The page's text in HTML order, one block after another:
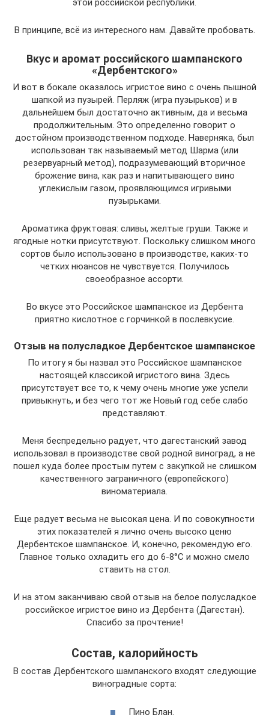
этой российской республики.
В принципе, всё из интересного нам. Давайте пробовать.
Вкус и аромат российского шампанского
«Дербентского»
И вот в бокале оказалось игристое вино с очень пышной
шапкой из пузырей. Перляж (игра пузырьков) и в
дальнейшем был достаточно активным, да и весьма
продолжительным. Это определенно говорит о
достойном производственном подходе. Наверняка, был
использован так называемый метод Шарма (или
резервуарный метод), подразумевающий вторичное
брожение вина, как раз и напитывающего вино
углекислым газом, проявляющимся игривыми
пузырьками.
Ароматика фруктовая: сливы, желтые груши. Также и
ягодные нотки присутствуют. Поскольку слишком много
сортов было использовано в производстве, каких-то
четких нюансов не чувствуется. Получилось
своеобразное ассорти.
Во вкусе это Российское шампанское из Дербента
приятно кислотное с горчинкой в послевкусие.
Отзыв на полусладкое Дербентское шампанское
По итогу я бы назвал это Российское шампанское
настоящей классикой игристого вина. Здесь
присутствует все то, к чему очень многие уже успели
привыкнуть, и без чего тот же Новый год себе слабо
представляют.
Меня беспредельно радует, что дагестанский завод
использовал в производстве свой родной виноград, а не
пошел куда более простым путем с закупкой не слишком
качественного заграничного (европейского)
виноматериала.
Еще радует весьма не высокая цена. И по совокупности
этих показателей я лично очень высоко ценю
Дербентское шампанское. И, конечно, рекомендую его.
Главное только охладить его до 6-8°С и можно смело
ставить на стол.
И на этом заканчиваю свой отзыв на белое полусладкое
российское игристое вино из Дербента (Дагестан).
Спасибо за прочтение!
Состав, калорийность
В состав Дербентского шампанского входят следующие
виноградные сорта:
Пино Блан.